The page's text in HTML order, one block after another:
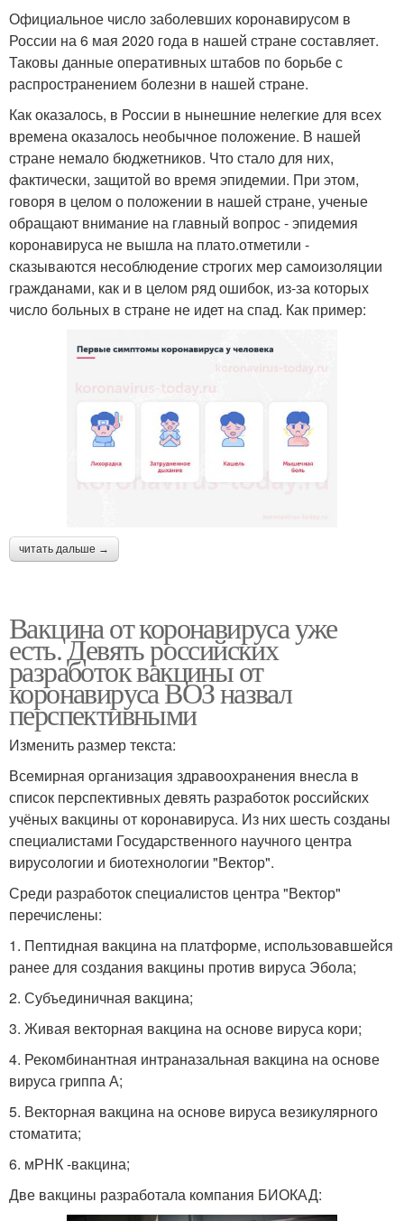
Официальное число заболевших коронавирусом в
России на 6 мая 2020 года в нашей стране составляет.
Таковы данные оперативных штабов по борьбе с
распространением болезни в нашей стране.
Как оказалось, в России в нынешние нелегкие для всех
времена оказалось необычное положение. В нашей
стране немало бюджетников. Что стало для них,
фактически, защитой во время эпидемии. При этом,
говоря в целом о положении в нашей стране, ученые
обращают внимание на главный вопрос - эпидемия
коронавируса не вышла на плато.отметили -
сказываются несоблюдение строгих мер самоизоляции
гражданами, как и в целом ряд ошибок, из-за которых
число больных в стране не идет на спад. Как пример:
читать дальше →
Вакцина от коронавируса уже
есть. Девять российских
разработок вакцины от
коронавируса ВОЗ назвал
перспективными
Изменить размер текста:
Всемирная организация здравоохранения внесла в
список перспективных девять разработок российских
учёных вакцины от коронавируса. Из них шесть созданы
специалистами Государственного научного центра
вирусологии и биотехнологии "Вектор".
Среди разработок специалистов центра "Вектор"
перечислены:
1. Пептидная вакцина на платформе, использовавшейся
ранее для создания вакцины против вируса Эбола;
2. Субъединичная вакцина;
3. Живая векторная вакцина на основе вируса кори;
4. Рекомбинантная интраназальная вакцина на основе
вируса гриппа А;
5. Векторная вакцина на основе вируса везикулярного
стоматита;
6. мРНК -вакцина;
Две вакцины разработала компания БИОКАД: